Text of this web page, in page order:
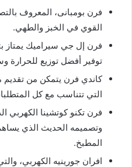
فرن بومبانى، المعروف
القوي في الخبز والطهي.
فرن إل جي سيراميك يمتاز
توفير أفضل توزيع للحرارة
كاندي فرن يتمكن من تقديم
التي تتناسب مع كل
فرن تكنو كوتشينا الكهربي
وتصميمه الحديث الذي
المطبخ.
افران جورينيه الكهربي،